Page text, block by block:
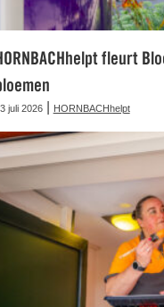
fleurt
juli 2026| HORNBACHhelpt